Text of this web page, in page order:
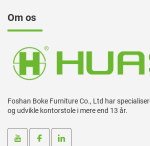
Om os
Foshan Boke Furniture Co., Ltd har
og udvikle kontorstole i mere end 13 år.